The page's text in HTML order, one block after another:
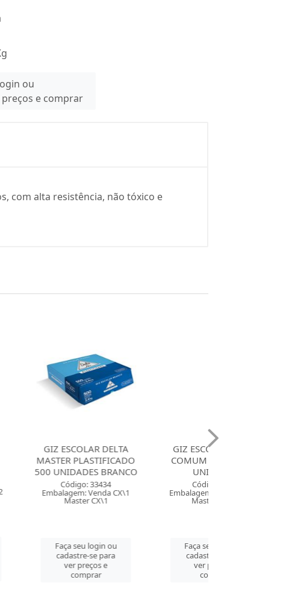
ou
e comprar
com alta resistência, não tóxico e
DELTA
BRANCO
Venda CX\1
login ou
se para
GIZ ESCOLAR DELTA
COMUM BRANCO 64
UNIDADES
Embalagem: Venda CX\40
Faça seu login ou
cadastre-se para